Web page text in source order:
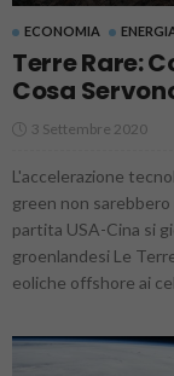
ECONOMIA
Terre Rare:
Cosa
3 Settembre 2020
L'accelerazione
green non
partita USA-Cina si
groenlandesi Le
eoliche offshore ai